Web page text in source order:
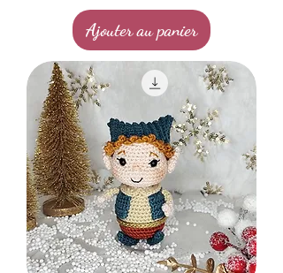
Ajouter au panier